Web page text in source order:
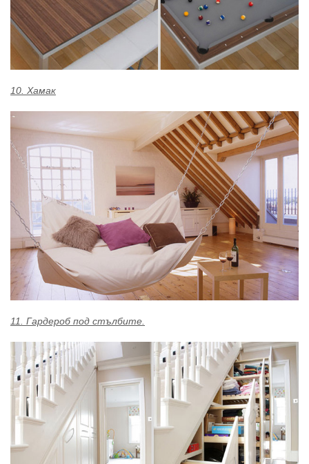
10. Хамак
11. Гардероб под стълбите.